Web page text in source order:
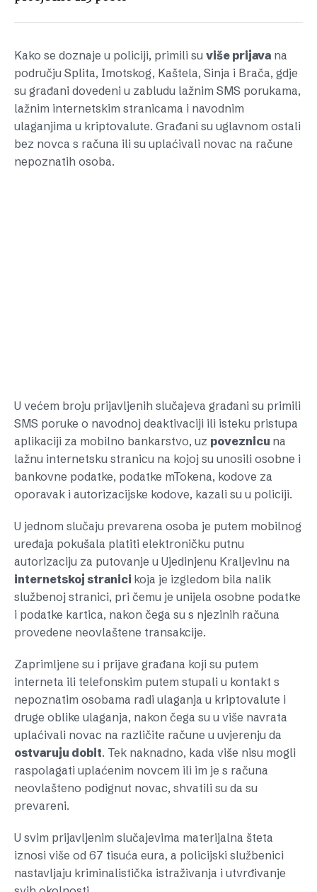
Kako se doznaje u policiji, primili su više prijava na
području Splita, Imotskog, Kaštela, Sinja i Brača, gdje
su građani dovedeni u zabludu lažnim SMS porukama,
lažnim internetskim stranicama i navodnim
ulaganjima u kriptovalute. Građani su uglavnom ostali
bez novca s računa ili su uplaćivali novac na račune
nepoznatih osoba.
U većem broju prijavljenih slučajeva građani su primili
SMS poruke o navodnoj deaktivaciji ili isteku pristupa
aplikaciji za mobilno bankarstvo, uz poveznicu na
lažnu internetsku stranicu na kojoj su unosili osobne i
bankovne podatke, podatke mTokena, kodove za
oporavak i autorizacijske kodove, kazali su u policiji.
U jednom slučaju prevarena osoba je putem mobilnog
uređaja pokušala platiti elektroničku putnu
autorizaciju za putovanje u Ujedinjenu Kraljevinu na
internetskoj stranici koja je izgledom bila nalik
službenoj stranici, pri čemu je unijela osobne podatke
i podatke kartica, nakon čega su s njezinih računa
provedene neovlaštene transakcije.
Zaprimljene su i prijave građana koji su putem
interneta ili telefonskim putem stupali u kontakt s
nepoznatim osobama radi ulaganja u kriptovalute i
druge oblike ulaganja, nakon čega su u više navrata
uplaćivali novac na različite račune u uvjerenju da
ostvaruju dobit. Tek naknadno, kada više nisu mogli
raspolagati uplaćenim novcem ili im je s računa
neovlašteno podignut novac, shvatili su da su
prevareni.
U svim prijavljenim slučajevima materijalna šteta
iznosi više od 67 tisuća eura, a policijski službenici
nastavljaju kriminalistička istraživanja i utvrđivanje